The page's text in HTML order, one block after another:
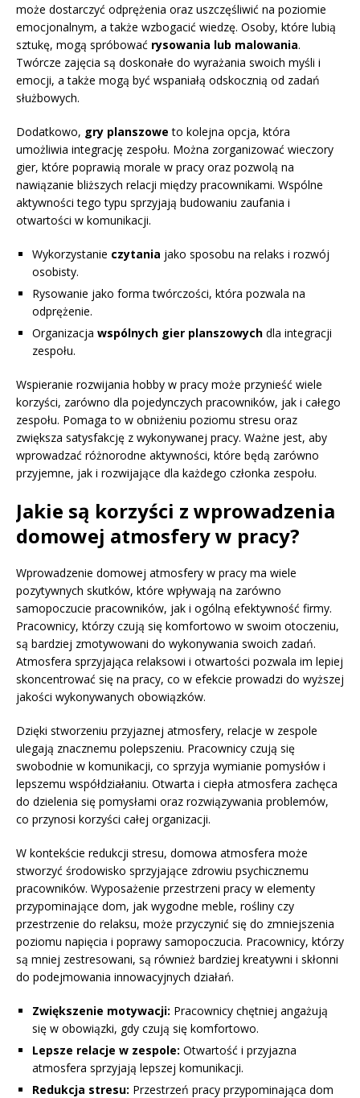
może dostarczyć odprężenia oraz uszczęśliwić na poziomie
emocjonalnym, a także wzbogacić wiedzę. Osoby, które lubią
sztukę, mogą spróbować rysowania lub malowania.
Twórcze zajęcia są doskonałe do wyrażania swoich myśli i
emocji, a także mogą być wspaniałą odskocznią od zadań
służbowych.
Dodatkowo, gry planszowe to kolejna opcja, która
umożliwia integrację zespołu. Można zorganizować wieczory
gier, które poprawią morale w pracy oraz pozwolą na
nawiązanie bliższych relacji między pracownikami. Wspólne
aktywności tego typu sprzyjają budowaniu zaufania i
otwartości w komunikacji.
Wykorzystanie czytania jako sposobu na relaks i rozwój
osobisty.
Rysowanie jako forma twórczości, która pozwala na
odprężenie.
Organizacja wspólnych gier planszowych dla integracji
zespołu.
Wspieranie rozwijania hobby w pracy może przynieść wiele
korzyści, zarówno dla pojedynczych pracowników, jak i całego
zespołu. Pomaga to w obniżeniu poziomu stresu oraz
zwiększa satysfakcję z wykonywanej pracy. Ważne jest, aby
wprowadzać różnorodne aktywności, które będą zarówno
przyjemne, jak i rozwijające dla każdego członka zespołu.
Jakie są korzyści z wprowadzenia
domowej atmosfery w pracy?
Wprowadzenie domowej atmosfery w pracy ma wiele
pozytywnych skutków, które wpływają na zarówno
samopoczucie pracowników, jak i ogólną efektywność firmy.
Pracownicy, którzy czują się komfortowo w swoim otoczeniu,
są bardziej zmotywowani do wykonywania swoich zadań.
Atmosfera sprzyjająca relaksowi i otwartości pozwala im lepiej
skoncentrować się na pracy, co w efekcie prowadzi do wyższej
jakości wykonywanych obowiązków.
Dzięki stworzeniu przyjaznej atmosfery, relacje w zespole
ulegają znacznemu polepszeniu. Pracownicy czują się
swobodnie w komunikacji, co sprzyja wymianie pomysłów i
lepszemu współdziałaniu. Otwarta i ciepła atmosfera zachęca
do dzielenia się pomysłami oraz rozwiązywania problemów,
co przynosi korzyści całej organizacji.
W kontekście redukcji stresu, domowa atmosfera może
stworzyć środowisko sprzyjające zdrowiu psychicznemu
pracowników. Wyposażenie przestrzeni pracy w elementy
przypominające dom, jak wygodne meble, rośliny czy
przestrzenie do relaksu, może przyczynić się do zmniejszenia
poziomu napięcia i poprawy samopoczucia. Pracownicy, którzy
są mniej zestresowani, są również bardziej kreatywni i skłonni
do podejmowania innowacyjnych działań.
Zwiększenie motywacji: Pracownicy chętniej angażują
się w obowiązki, gdy czują się komfortowo.
Lepsze relacje w zespole: Otwartość i przyjazna
atmosfera sprzyjają lepszej komunikacji.
Redukcja stresu: Przestrzeń pracy przypominająca dom